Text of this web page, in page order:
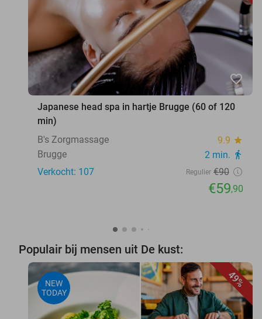
favorite_border
Japanese head spa in hartje Brugge (60 of 120
min)
B's Zorgmassage
9.9 star
Brugge 2 min. directions_walk
Verkocht: 107 Regulier €90
€59,90
Populair bij mensen uit De kust:
49%
NEW
TODAY